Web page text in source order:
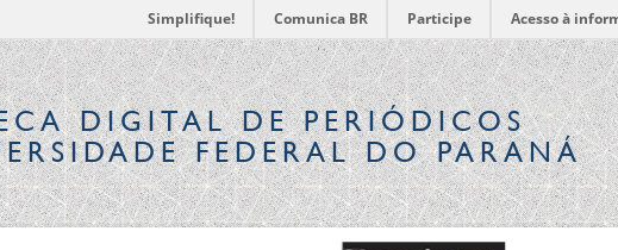
Simplifique! Comunica BR Participe Acesso à
DIGITALDE PERIÓDICOS
FEDERAL DO PARANÁ